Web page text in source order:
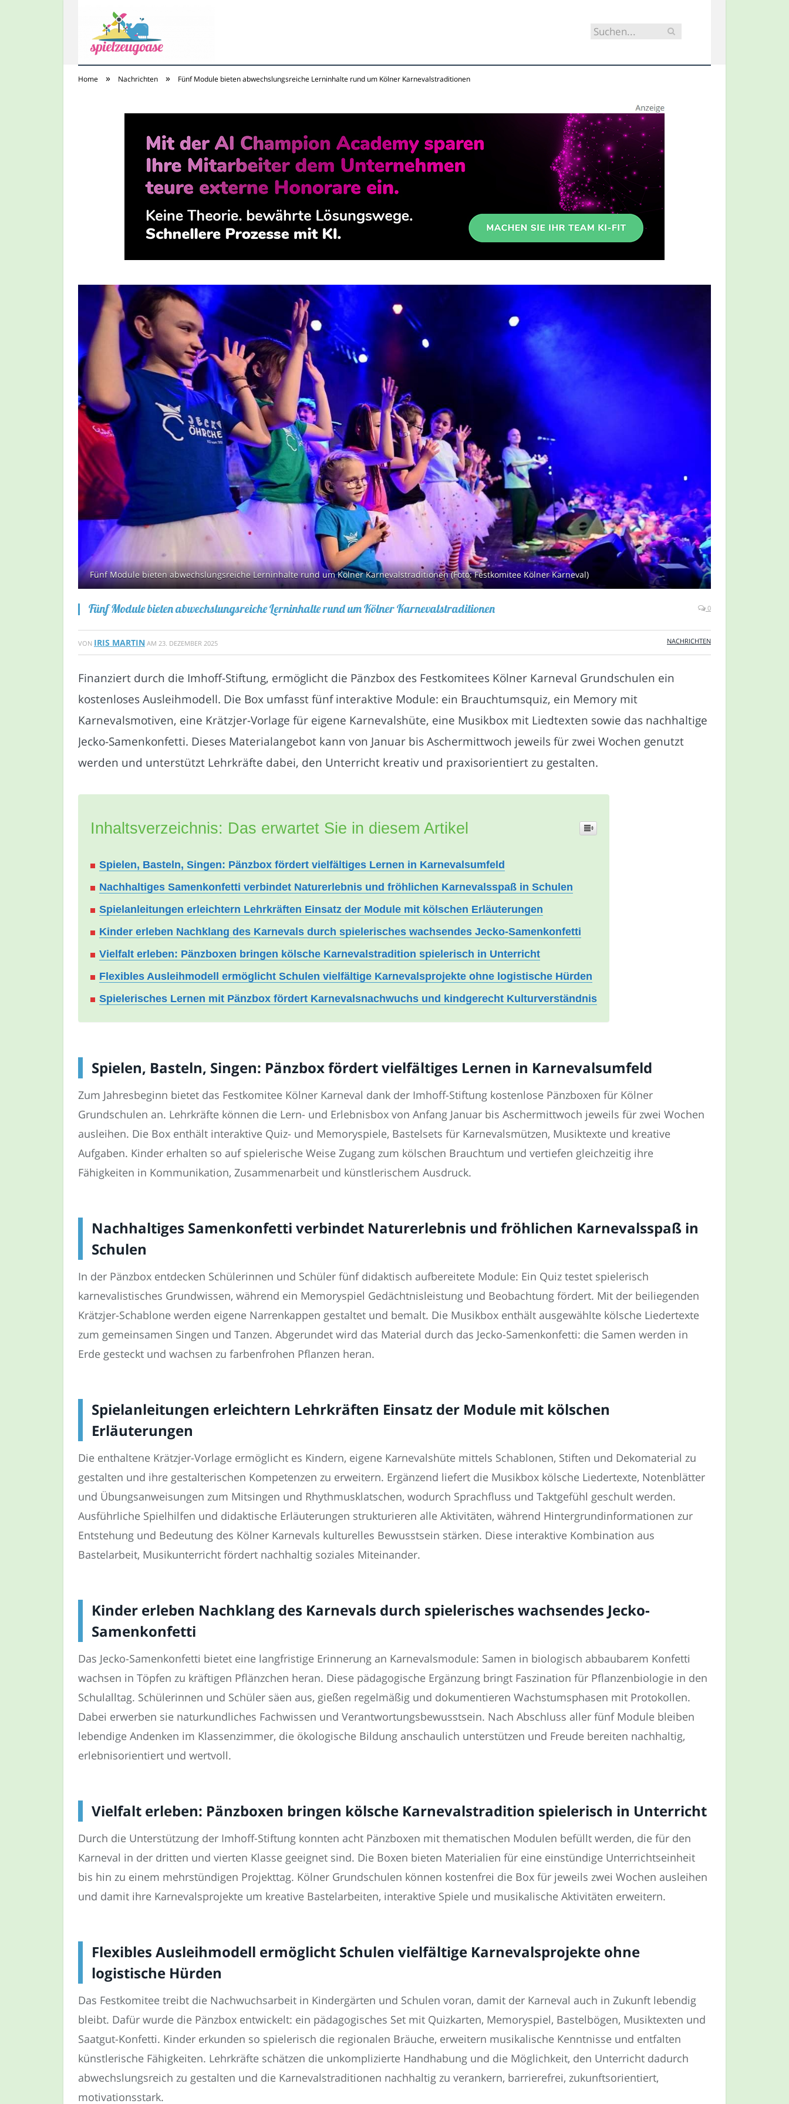
Home » Nachrichten » Fünf Module bieten abwechslungsreiche Lerninhalte rund um Kölner Karnevalstraditionen
Fünf Module bieten abwechslungsreiche Lerninhalte rund um Kölner Karnevalstraditionen (Foto: Festkomitee Kölner Karneval)
Fünf Module bieten abwechslungsreiche Lerninhalte rund um Kölner Karnevalstraditionen 0
VON IRIS MARTIN AM 23. DEZEMBER 2025 NACHRICHTEN
Finanziert durch die Imhoff-Stiftung, ermöglicht die Pänzbox des Festkomitees Kölner Karneval Grundschulen ein
kostenloses Ausleihmodell. Die Box umfasst fünf interaktive Module: ein Brauchtumsquiz, ein Memory mit
Karnevalsmotiven, eine Krätzjer-Vorlage für eigene Karnevalshüte, eine Musikbox mit Liedtexten sowie das nachhaltige
Jecko-Samenkonfetti. Dieses Materialangebot kann von Januar bis Aschermittwoch jeweils für zwei Wochen genutzt
werden und unterstützt Lehrkräfte dabei, den Unterricht kreativ und praxisorientiert zu gestalten.
Inhaltsverzeichnis: Das erwartet Sie in diesem Artikel
Spielen, Basteln, Singen: Pänzbox fördert vielfältiges Lernen in Karnevalsumfeld
Nachhaltiges Samenkonfetti verbindet Naturerlebnis und fröhlichen Karnevalsspaß in Schulen
Spielanleitungen erleichtern Lehrkräften Einsatz der Module mit kölschen Erläuterungen
Kinder erleben Nachklang des Karnevals durch spielerisches wachsendes Jecko-Samenkonfetti
Vielfalt erleben: Pänzboxen bringen kölsche Karnevalstradition spielerisch in Unterricht
Flexibles Ausleihmodell ermöglicht Schulen vielfältige Karnevalsprojekte ohne logistische Hürden
Spielerisches Lernen mit Pänzbox fördert Karnevalsnachwuchs und kindgerecht Kulturverständnis
Spielen, Basteln, Singen: Pänzbox fördert vielfältiges Lernen in Karnevalsumfeld
Zum Jahresbeginn bietet das Festkomitee Kölner Karneval dank der Imhoff-Stiftung kostenlose Pänzboxen für Kölner
Grundschulen an. Lehrkräfte können die Lern- und Erlebnisbox von Anfang Januar bis Aschermittwoch jeweils für zwei Wochen
ausleihen. Die Box enthält interaktive Quiz- und Memoryspiele, Bastelsets für Karnevalsmützen, Musiktexte und kreative
Aufgaben. Kinder erhalten so auf spielerische Weise Zugang zum kölschen Brauchtum und vertiefen gleichzeitig ihre
Fähigkeiten in Kommunikation, Zusammenarbeit und künstlerischem Ausdruck.
Nachhaltiges Samenkonfetti verbindet Naturerlebnis und fröhlichen Karnevalsspaß in
Schulen
In der Pänzbox entdecken Schülerinnen und Schüler fünf didaktisch aufbereitete Module: Ein Quiz testet spielerisch
karnevalistisches Grundwissen, während ein Memoryspiel Gedächtnisleistung und Beobachtung fördert. Mit der beiliegenden
Krätzjer-Schablone werden eigene Narrenkappen gestaltet und bemalt. Die Musikbox enthält ausgewählte kölsche Liedertexte
zum gemeinsamen Singen und Tanzen. Abgerundet wird das Material durch das Jecko-Samenkonfetti: die Samen werden in
Erde gesteckt und wachsen zu farbenfrohen Pflanzen heran.
Spielanleitungen erleichtern Lehrkräften Einsatz der Module mit kölschen
Erläuterungen
Die enthaltene Krätzjer-Vorlage ermöglicht es Kindern, eigene Karnevalshüte mittels Schablonen, Stiften und Dekomaterial zu
gestalten und ihre gestalterischen Kompetenzen zu erweitern. Ergänzend liefert die Musikbox kölsche Liedertexte, Notenblätter
und Übungsanweisungen zum Mitsingen und Rhythmusklatschen, wodurch Sprachfluss und Taktgefühl geschult werden.
Ausführliche Spielhilfen und didaktische Erläuterungen strukturieren alle Aktivitäten, während Hintergrundinformationen zur
Entstehung und Bedeutung des Kölner Karnevals kulturelles Bewusstsein stärken. Diese interaktive Kombination aus
Bastelarbeit, Musikunterricht fördert nachhaltig soziales Miteinander.
Kinder erleben Nachklang des Karnevals durch spielerisches wachsendes Jecko-
Samenkonfetti
Das Jecko-Samenkonfetti bietet eine langfristige Erinnerung an Karnevalsmodule: Samen in biologisch abbaubarem Konfetti
wachsen in Töpfen zu kräftigen Pflänzchen heran. Diese pädagogische Ergänzung bringt Faszination für Pflanzenbiologie in den
Schulalltag. Schülerinnen und Schüler säen aus, gießen regelmäßig und dokumentieren Wachstumsphasen mit Protokollen.
Dabei erwerben sie naturkundliches Fachwissen und Verantwortungsbewusstsein. Nach Abschluss aller fünf Module bleiben
lebendige Andenken im Klassenzimmer, die ökologische Bildung anschaulich unterstützen und Freude bereiten nachhaltig,
erlebnisorientiert und wertvoll.
Vielfalt erleben: Pänzboxen bringen kölsche Karnevalstradition spielerisch in Unterricht
Durch die Unterstützung der Imhoff-Stiftung konnten acht Pänzboxen mit thematischen Modulen befüllt werden, die für den
Karneval in der dritten und vierten Klasse geeignet sind. Die Boxen bieten Materialien für eine einstündige Unterrichtseinheit
bis hin zu einem mehrstündigen Projekttag. Kölner Grundschulen können kostenfrei die Box für jeweils zwei Wochen ausleihen
und damit ihre Karnevalsprojekte um kreative Bastelarbeiten, interaktive Spiele und musikalische Aktivitäten erweitern.
Flexibles Ausleihmodell ermöglicht Schulen vielfältige Karnevalsprojekte ohne
logistische Hürden
Das Festkomitee treibt die Nachwuchsarbeit in Kindergärten und Schulen voran, damit der Karneval auch in Zukunft lebendig
bleibt. Dafür wurde die Pänzbox entwickelt: ein pädagogisches Set mit Quizkarten, Memoryspiel, Bastelbögen, Musiktexten und
Saatgut-Konfetti. Kinder erkunden so spielerisch die regionalen Bräuche, erweitern musikalische Kenntnisse und entfalten
künstlerische Fähigkeiten. Lehrkräfte schätzen die unkomplizierte Handhabung und die Möglichkeit, den Unterricht dadurch
abwechslungsreich zu gestalten und die Karnevalstraditionen nachhaltig zu verankern, barrierefrei, zukunftsorientiert,
motivationsstark.